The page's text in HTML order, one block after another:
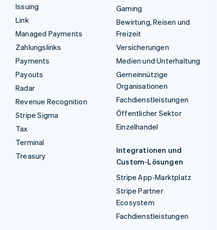
Issuing
Link
Managed Payments
Zahlungslinks
Payments
Payouts
Radar
Revenue Recognition
Stripe Sigma
Tax
Terminal
Treasury
Gaming
Bewirtung, Reisen und
Freizeit
Versicherungen
Medien und Unterhaltung
Gemeinnützige
Organisationen
Fachdienstleistungen
Öffentlicher Sektor
Einzelhandel
Integrationen und
Custom-Lösungen
Stripe App-Marktplatz
Stripe Partner
Ecosystem
Fachdienstleistungen